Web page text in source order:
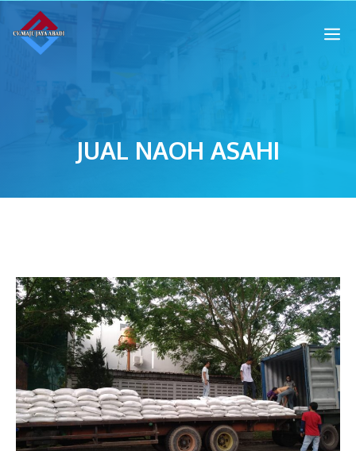
JUAL NAOH ASAHI